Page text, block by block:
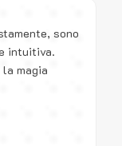
sono
intuitiva.
magia